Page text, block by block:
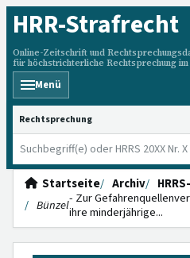
HRR-Strafrecht
Online-Zeitschrift und
für höchstrichterliche Rechtsprechung
Menü
HRRS durchsuchen
Startseite Archiv
Bünzel- Zur
ihre minderjährige...